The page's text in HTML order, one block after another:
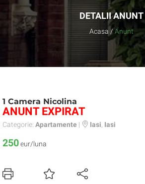
DETALII ANUNT
Acasa / Anunt
1 Camera Nicolina
ANUNT EXPIRAT
Categorie: Apartamente | Iasi Iasi
250eur/luna